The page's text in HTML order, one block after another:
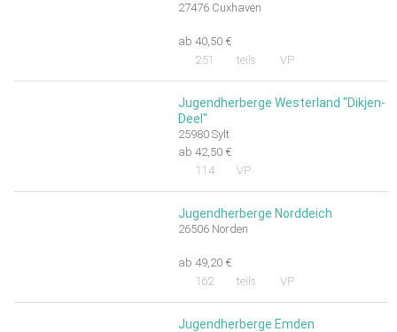
27476 Cuxhaven
ab 40,50 €
251
teils VP
Jugendherberge Westerland "Dikjen-
Deel"
25980 Sylt
ab 42,50 €
114
VP
Jugendherberge Norddeich
26506 Norden
ab 49,20 €
162
teils VP
Jugendherberge Emden